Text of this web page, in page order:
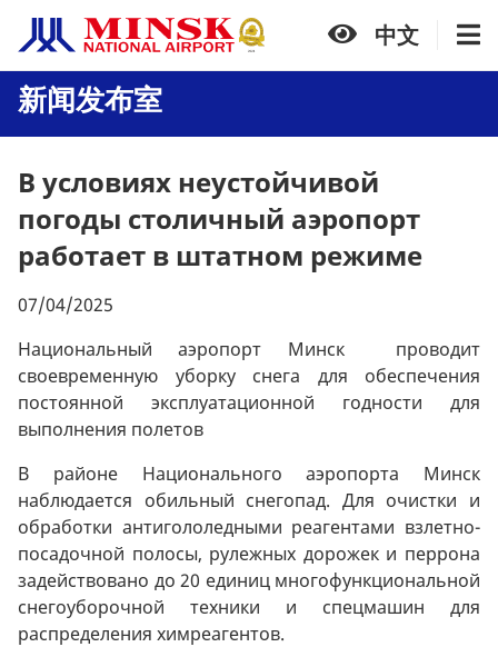
中文
新闻发布室
В условиях неустойчивой
погоды столичный аэропорт
работает в штатном режиме
07/04/2025
Национальный аэропорт Минск проводит
своевременную уборку снега для обеспечения
постоянной эксплуатационной годности для
выполнения полетов
В районе Национального аэропорта Минск
наблюдается обильный снегопад. Для очистки и
обработки антигололедными реагентами взлетно-
посадочной полосы, рулежных дорожек и перрона
задействовано до 20 единиц многофункциональной
снегоуборочной техники и спецмашин для
распределения химреагентов.